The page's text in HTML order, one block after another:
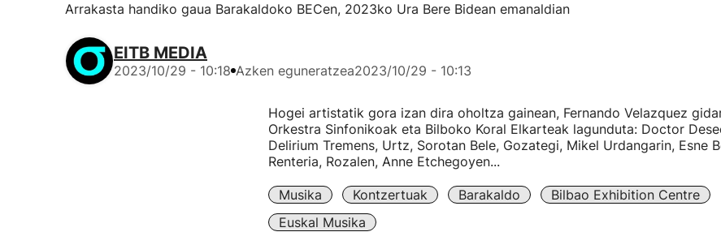
Arrakasta handiko gaua Barakaldoko BECen, 2023ko Ura Bere Bidean emanaldian
EITB MEDIA
2023/10/29 - 10:18 Azken eguneratzea2023/10/29 - 10:13
Hogei artistatik gora izan dira oholtza gainean, Fernando Velazquez
Orkestra Sinfonikoak eta Bilboko Koral Elkarteak lagunduta: Doctor
Delirium Tremens, Urtz, Sorotan Bele, Gozategi, Mikel Urdangarin, Esne
Renteria, Rozalen, Anne Etchegoyen...
Musika Kontzertuak Barakaldo
Bilbao Exhibition Centre
Euskal Musika